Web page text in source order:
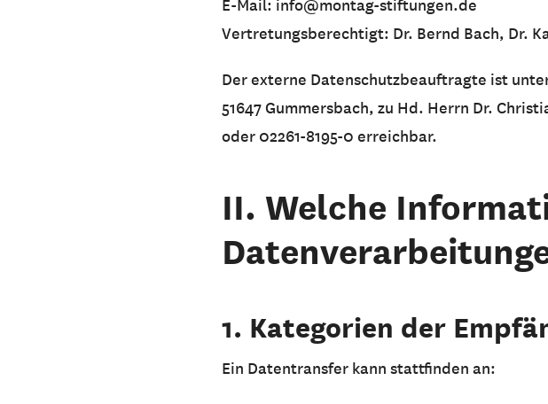
E-Mail: info@montag-stiftungen.de
Vertretungsberechtigt: Dr. Bernd Bach, Dr.
Der externe Datenschutzbeauftragte ist
51647 Gummersbach, zu Hd. Herrn Dr.
oder 02261-8195-0 erreichbar.
II. Welche
1. Kategorien der
Ein Datentransfer kann stattfinden an: